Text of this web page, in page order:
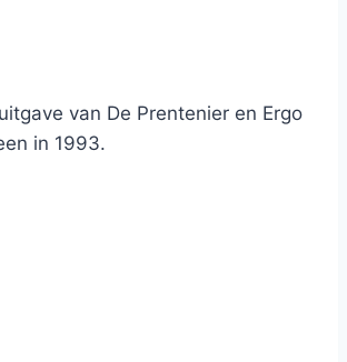
van De Prentenier en Ergo
in 1993.